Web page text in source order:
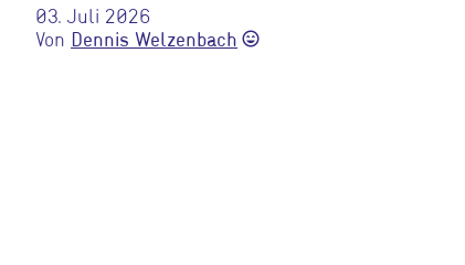
03. Juli 2026
Von Dennis Welzenbach sentiment_very_satisfied